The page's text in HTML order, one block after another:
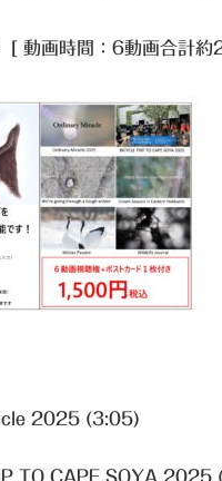
動画時間：6動画合計約
2025 (3:05)
TO CAPE SOYA 2025